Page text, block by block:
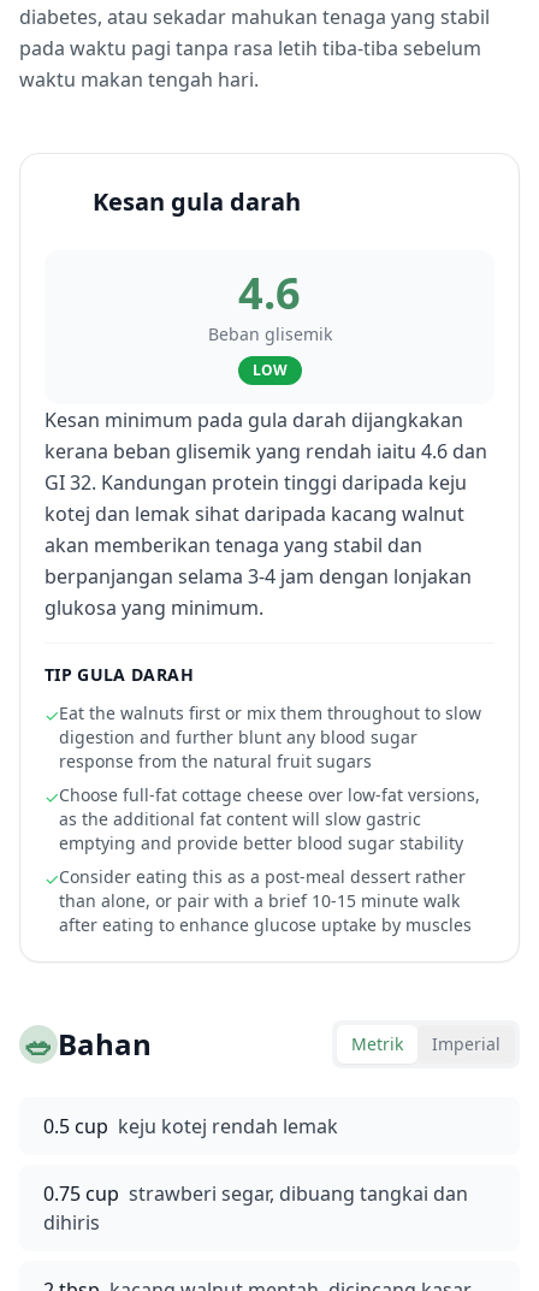
diabetes, atau sekadar mahukan tenaga yang stabil
pada waktu pagi tanpa rasa letih tiba-tiba sebelum
waktu makan tengah hari.
Kesan gula darah
4.6
Beban glisemik
LOW
Kesan minimum pada gula darah dijangkakan
kerana beban glisemik yang rendah iaitu 4.6 dan
GI 32. Kandungan protein tinggi daripada keju
kotej dan lemak sihat daripada kacang walnut
akan memberikan tenaga yang stabil dan
berpanjangan selama 3-4 jam dengan lonjakan
glukosa yang minimum.
TIP GULA DARAH
✓Eat the walnuts first or mix them throughout to slow
digestion and further blunt any blood sugar
response from the natural fruit sugars
✓Choose full-fat cottage cheese over low-fat versions,
as the additional fat content will slow gastric
emptying and provide better blood sugar stability
✓Consider eating this as a post-meal dessert rather
than alone, or pair with a brief 10-15 minute walk
after eating to enhance glucose uptake by muscles
🥗Bahan Metrik Imperial
0.5 cup keju kotej rendah lemak
0.75 cup strawberi segar, dibuang tangkai dan
dihiris